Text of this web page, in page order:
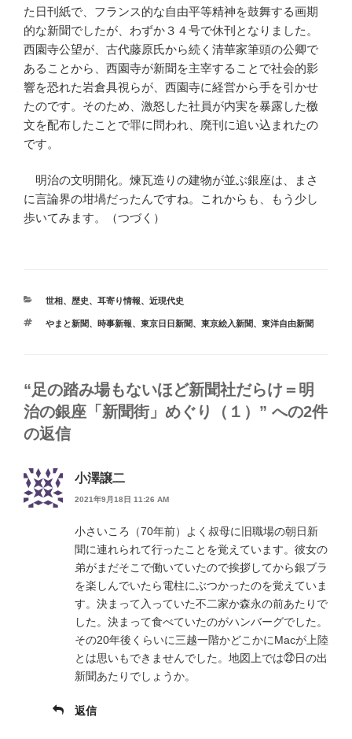
た日刊紙で、フランス的な自由平等精神を鼓舞する画期
的な新聞でしたが、わずか３４号で休刊となりました。
西園寺公望が、古代藤原氏から続く清華家筆頭の公卿で
あることから、西園寺が新聞を主宰することで社会的影
響を恐れた岩倉具視らが、西園寺に経営から手を引かせ
たのです。そのため、激怒した社員が内実を暴露した檄
文を配布したことで罪に問われ、廃刊に追い込まれたの
です。
明治の文明開化。煉瓦造りの建物が並ぶ銀座は、まさ
に言論界の坩堝だったんですね。これからも、もう少し
歩いてみます。（つづく）
カ
ゴ
世相、 歴史、 耳寄り情報、 近現代史
タ
やまと新聞、 時事新報、 東京日日新聞、 東京絵入新聞、 東洋自由新聞
“足の踏み場もないほど新聞社だらけ＝明
治の銀座「新聞街」めぐり（１）” への2件
の返信
小澤譲二
2021年9月18日 11:26 AM
小さいころ（70年前）よく叔母に旧職場の朝日新
聞に連れられて行ったことを覚えています。彼女の
弟がまだそこで働いていたので挨拶してから銀ブラ
を楽しんでいたら電柱にぶつかったのを覚えていま
す。決まって入っていた不二家か森永の前あたりで
した。決まって食べていたのがハンバーグでした。
その20年後くらいに三越一階かどこかにMacが上陸
とは思いもできませんでした。地図上では㉒日の出
新聞あたりでしょうか。
返信